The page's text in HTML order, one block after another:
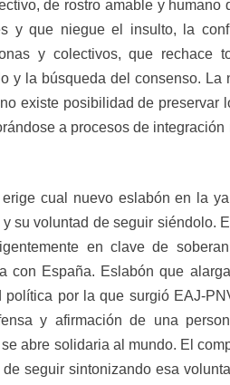
de rostro amable y humano
y que niegue el insulto, la
y colectivos, que rechace
y la búsqueda del consenso. La
existe posibilidad de preservar
a procesos de integración
cual nuevo eslabón en la
su voluntad de seguir siéndolo.
en clave de
con España. Eslabón que
por la que surgió EAJ-
y afirmación de una
abre solidaria al mundo. El
seguir sintonizando esa